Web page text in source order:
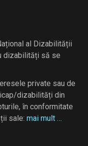
al Dizabilității
dizabilități să se
private sau de
dizabilități din
în conformitate
sale: mai mult …